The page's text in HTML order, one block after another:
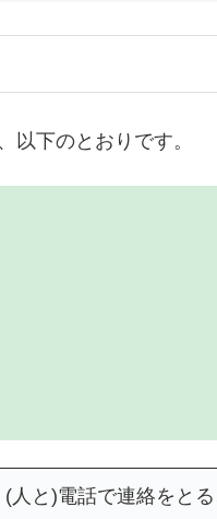
以下のとおりです。
(人と)電話で連絡をと